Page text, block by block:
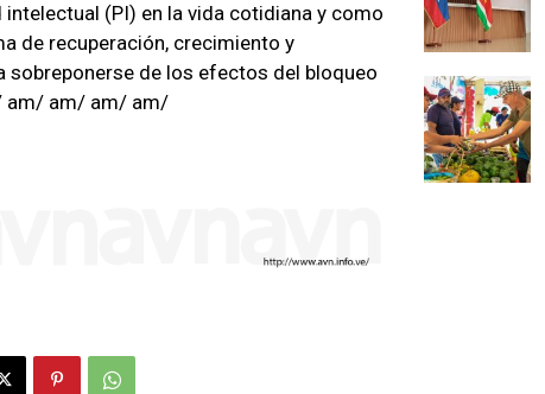
(PI) en la vida cotidiana y como
de recuperación, crecimiento y
de los efectos del bloqueo
am/ am/ am/ am/